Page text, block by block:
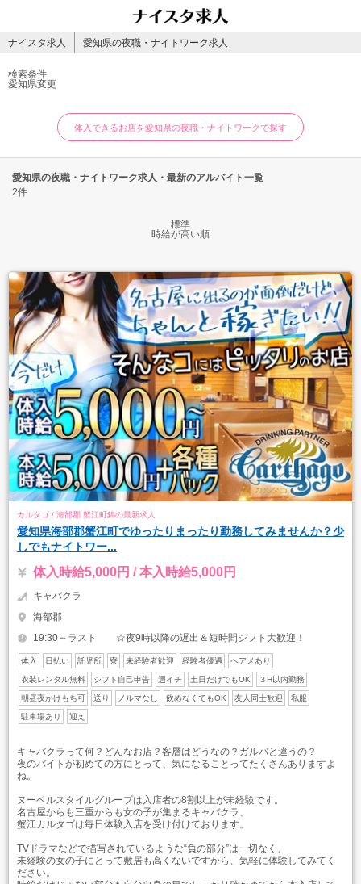
ナイスタ求人 愛知県の夜職・ナイトワーク求人
検索条件
愛知県変更
体入できるお店を愛知県の夜職・ナイトワークで探す
愛知県の夜職・ナイトワーク求人・最新のアルバイト一覧
2件
標準
時給が高い順
カルタゴ / 海部郡 蟹江町錦の最新求人
愛知県海部郡蟹江町でゆったりまったり勤務してみませんか？少
しでもナイトワー...
体入時給5,000円 / 本入時給5,000円
キャバクラ
海部郡
19:30～ラスト ☆夜9時以降の遅出＆短時間シフト大歓迎！
体入 日払い 託児所 寮 未経験者歓迎 経験者優遇 ヘアメあり
衣装レンタル無料 シフト自己申告 週イチ 土日だけでもOK ３H以内勤務
朝昼夜かけもち可 送り ノルマなし 飲めなくてもOK 友人同士歓迎 私服
駐車場あり 迎え
キャバクラって何？どんなお店？客層はどうなの？ガルバと違うの？
夜のバイトが初めての方にとって、気になることってたくさんありますよ
ね。
ヌーベルスタイルグループは入店者の8割以上が未経験です。
名古屋からも三重からも女の子が集まるキャバクラ、
蟹江カルタゴは毎日体験入店を受け付けております。
TVドラマなどで描写されているような“負の部分”は一切なく、
未経験の女の子にとって敷居も高くないですから、気軽に体験してみてく
ださい。